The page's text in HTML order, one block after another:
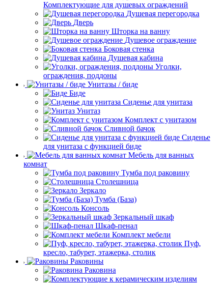
Комплектующие для душевых ограждений
Душевая перегородка
Дверь
Шторка на ванну
Душевое ограждение
Боковая стенка
Душевая кабина
Уголки,
ограждения, поддоны
Унитазы / биде
Биде
Сиденье для унитаза
Унитаз
Комплект с унитазом
Сливной бачок
Сиденье
для унитаза с функцией биде
Мебель для ванных
комнат
Тумба под раковину
Столешница
Зеркало
Тумба (База)
Консоль
Зеркальный шкаф
Шкаф-пенал
Комплект мебели
Пуф,
кресло, табурет, этажерка, столик
Раковины
Раковина